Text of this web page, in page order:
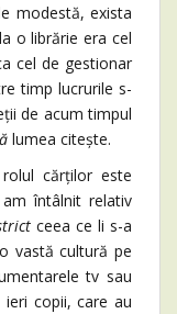
modestă, exista
o librărie era cel
cel de gestionar
timp lucrurile s-
de acum timpul
lumea citește.
cărților este
întâlnit relativ
ceea ce li s-a
vastă cultură pe
tv sau
copii, care au